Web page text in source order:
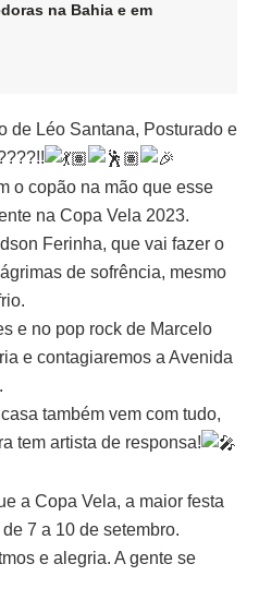
na Bahia e em
de Léo Santana, Posturado e
o copão na mão que esse
na Copa Vela 2023.
Ferinha, que vai fazer o
de sofrência, mesmo
e no pop rock de Marcelo
e contagiaremos a Avenida
também vem com tudo,
tem artista de responsa!
a Copa Vela, a maior festa
7 a 10 de setembro.
e alegria. A gente se